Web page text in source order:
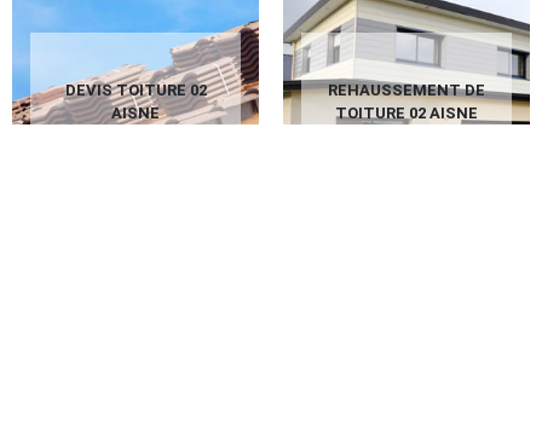
DEVIS TOITURE 02
AISNE
REHAUSSEMENT DE
TOITURE 02 AISNE